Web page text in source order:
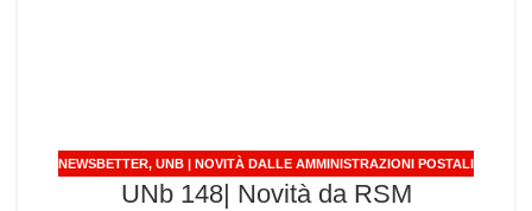
NEWSBETTER, UNB | NOVITÀ DALLE AMMINISTRAZIONI POSTALI
UNb 148| Novità da RSM